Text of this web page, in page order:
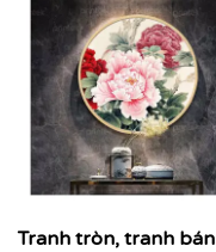
Tranh tròn, tranh bán